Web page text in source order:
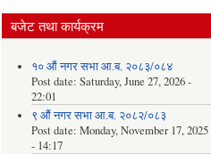
बजेट तथा कार्यक्रम
१० औं नगर सभा आ.ब. २०८३/०८४
Post date: Saturday, June 27, 2026 -
22:01
९ औं नगर सभा आ.ब. २०८२/०८३
Post date: Monday, November 17, 2025
- 14:17